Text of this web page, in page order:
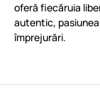
oferă fiecăruia
autentic,
împrejurări.